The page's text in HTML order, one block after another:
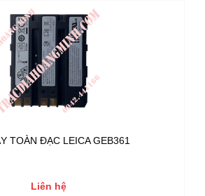
TOÀN ĐẠC LEICA GEB361
Liên hệ